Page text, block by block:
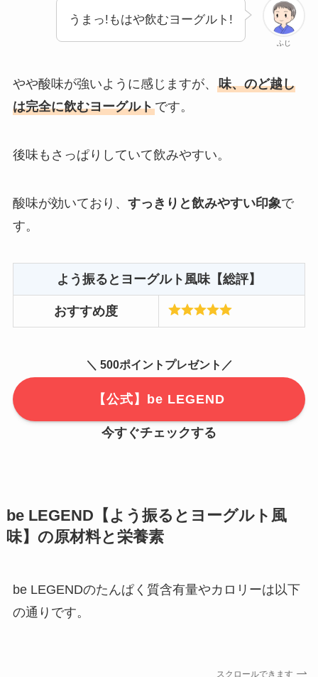
ふじ
うまっ!もはや飲むヨーグルト!
やや酸味が強いように感じますが、 味、のど越し
は完全に飲むヨーグルトです。
後味もさっぱりしていて飲みやすい。
酸味が効いており、 すっきりと飲みやすい印象で
す。
よう振るとヨーグルト風味【総評】
おすすめ度
＼ 500ポイントプレゼント／
【公式】be LEGEND
今すぐチェックする
be LEGEND【よう振るとヨーグルト風
味】の原材料と栄養素
be LEGENDのたんぱく質含有量やカロリーは以下
の通りです。
スクロールできます